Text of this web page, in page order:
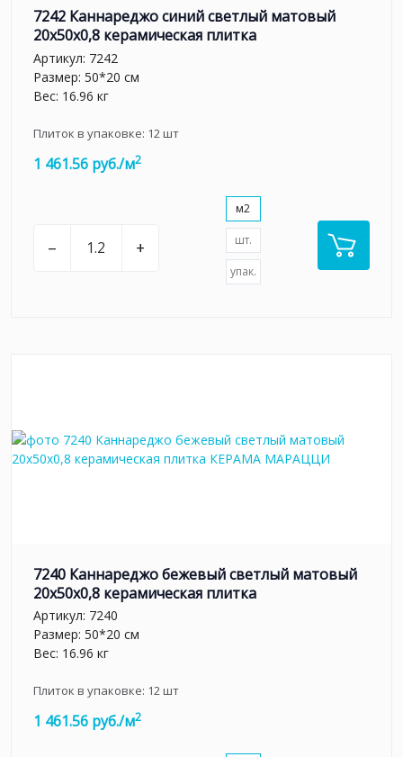
7242 Каннареджо синий светлый матовый
20x50x0,8 керамическая плитка
Артикул: 7242
Размер: 50*20 см
Вес: 16.96 кг
Плиток в упаковке: 12шт
1 461.56 руб./м2
– +
м2
шт.
упак.
7240 Каннареджо бежевый светлый матовый
20x50x0,8 керамическая плитка
Артикул: 7240
Размер: 50*20 см
Вес: 16.96 кг
Плиток в упаковке: 12шт
1 461.56 руб./м2